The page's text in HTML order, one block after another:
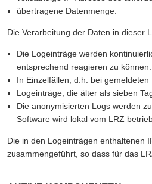
übertragene Datenmenge.
Die Verarbeitung der Daten in dieser
Die Logeinträge werden
entsprechend reagieren zu können.
In Einzelfällen, d.h. bei
Logeinträge, die älter als sieben
Die anonymisierten Logs werden
Software wird lokal vom LRZ
Die in den Logeinträgen enthaltenen
zusammengeführt, so dass für das